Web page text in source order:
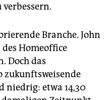
verbessern.
Branche. John
des Homeoffice
Doch das
zukunftsweisende
niedrig: etwa 14,30